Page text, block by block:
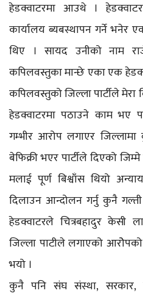
हेडक्वाटरमा आउथे ।
कार्यालय ब्यबस्थापन गर्ने भनेर
थिए । सायद उनीको नाम
कपिलवस्तुका मान्छे एका एक
कपिलवस्तुको जिल्ला पार्टीले मेरा
हेडक्वाटरमा पठाउने काम भए
गम्भीर आरोप लगाएर
बेफिक्री भएर पार्टीले दिएको
मलाई पूर्ण बिश्वाँस थियो
दिलाउन आन्दोलन गर्नु कुनै गल्ती
हेडक्वाटरले चित्रबहादुर केसी
जिल्ला पाटीले लगाएको
भयो ।
कुनै पनि संघ संस्था, सरकार,